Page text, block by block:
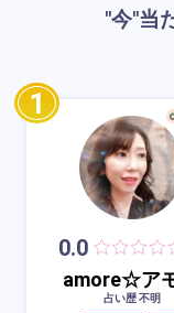
"今"当
1
0.0
amore☆ア
占い歴 不明